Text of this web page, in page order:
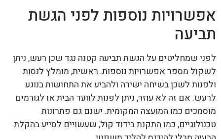
אפשרויות נוספות לפני הגשת
תביעה
לפני שמחליטים על הגשת תביעה קטנה נגד שכן רעש, ניתן
לשקול מספר אפשרויות נוספות. ראשית, מומלץ לנסות
ולפנות לשכן בשיחה ישירה ולהביע את התחושות בנוגע
לרעש. אם זה לא עוזר, ניתן לפנות לוועד הבית או לגורמים
מוסמכים כמו המועצה המקומית. ישנם גם פתרונות
טכנולוגיים, כמו התקנת בידוד קול, שעשויים לסייע בהקלת